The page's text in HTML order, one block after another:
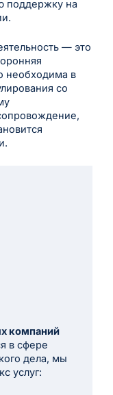
поддержку на
— это
необходима в
со
компаний
в сфере
дела, мы
услуг: